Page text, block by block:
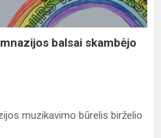
balsai skambėjo
muzikavimo būrelis birželio